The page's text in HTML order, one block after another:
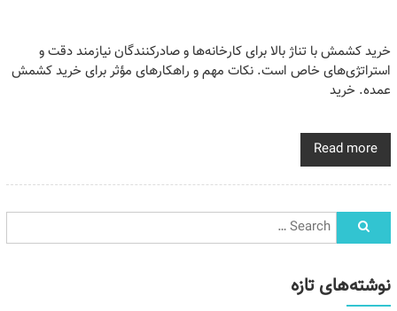
خرید کشمش با تناژ بالا برای کارخانه‌ها و صادرکنندگان نیازمند دقت و
استراتژی‌های خاص است. نکات مهم و راهکارهای مؤثر برای خرید کشمش
عمده. خرید
Read more
نوشته‌های تازه